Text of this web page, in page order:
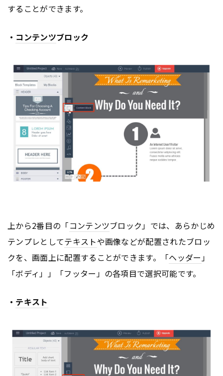
することができます。
・ コンテンツブロック
上から2番目の「コンテンツブロック」では、あらかじめ
テンプレとしてテキストや画像などが配置されたブロッ
クを、画面上に配置することができます。「ヘッダー」
「ボディ」」「フッター」の各項目で選択可能です。
・ テキスト